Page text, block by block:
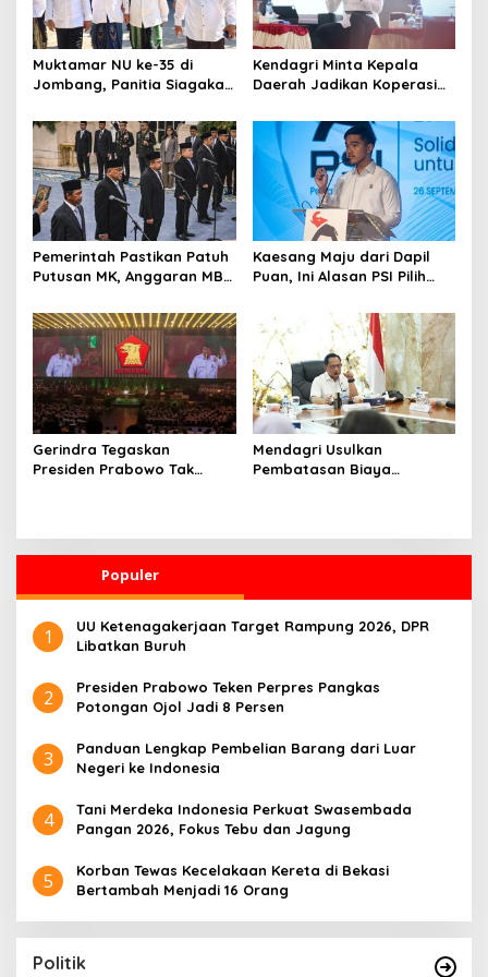
Muktamar NU ke-35 di
Jombang, Panitia Siagakan
Kendagri Minta Kepala
Daerah Jadikan Koperasi
Ekonomi Desa
Pemerintah Pastikan Patuh
Putusan MK, Anggaran MBG
Pendidikan
Kaesang Maju dari Dapil
Puan, Ini Alasan PSI Pilih
Gerindra Tegaskan
Presiden Prabowo Tak
Mendagri Usulkan
Pembatasan Biaya
Populer
1
UU Ketenagakerjaan Target Rampung 2026, DPR
Libatkan Buruh
2
Presiden Prabowo Teken Perpres Pangkas
Potongan Ojol Jadi 8 Persen
3
Panduan Lengkap Pembelian Barang dari Luar
Negeri ke Indonesia
4
Tani Merdeka Indonesia Perkuat Swasembada
Pangan 2026, Fokus Tebu dan Jagung
5
Korban Tewas Kecelakaan Kereta di Bekasi
Bertambah Menjadi 16 Orang
Politik